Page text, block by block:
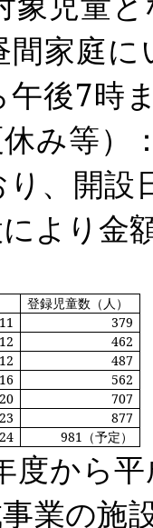
家庭
後7時
み等）
、開設
より金
登録児童数（人）
11
379
12
462
12
487
16
562
20
707
23
877
24 981 （予定）
度から
業の施